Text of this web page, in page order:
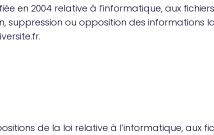
en 2004 relative à l’informatique, aux
suppression ou opposition des informations
de la loi relative à l’informatique, aux